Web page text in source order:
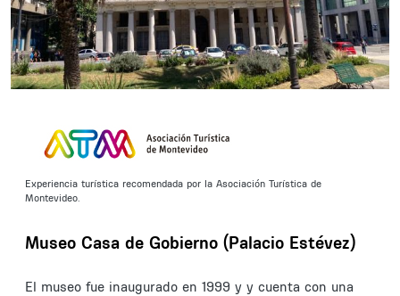
Experiencia turística recomendada por la Asociación Turística de
Montevideo.
Museo Casa de Gobierno (Palacio Estévez)
El museo fue inaugurado en 1999 y y cuenta con una